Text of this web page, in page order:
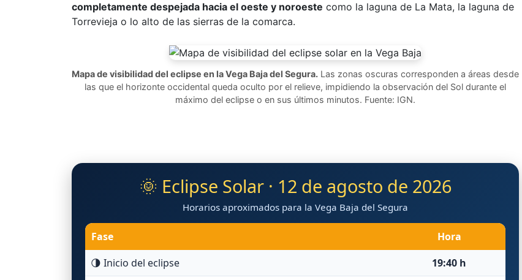
completamente despejada hacia el oeste y noroeste como la laguna de La Mata, la laguna de
Torrevieja o lo alto de las sierras de la comarca.
Mapa de visibilidad del eclipse en la Vega Baja del Segura. Las zonas oscuras corresponden a áreas desde
las que el horizonte occidental queda oculto por el relieve, impidiendo la observación del Sol durante el
máximo del eclipse o en sus últimos minutos. Fuente: IGN.
🌞 Eclipse Solar · 12 de agosto de 2026
Horarios aproximados para la Vega Baja del Segura
Fase
Hora
🌗 Inicio del eclipse
19:40 h